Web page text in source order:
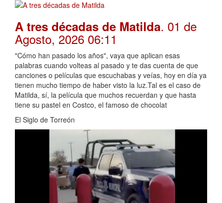
A tres décadas de Matilda. 01 de
Agosto, 2026 06:11
"Cómo han pasado los años", vaya que aplican esas
palabras cuando volteas al pasado y te das cuenta de que
canciones o películas que escuchabas y veías, hoy en día ya
tienen mucho tiempo de haber visto la luz.Tal es el caso de
Matilda, sí, la película que muchos recuerdan y que hasta
tiene su pastel en Costco, el famoso de chocolat
El Siglo de Torreón